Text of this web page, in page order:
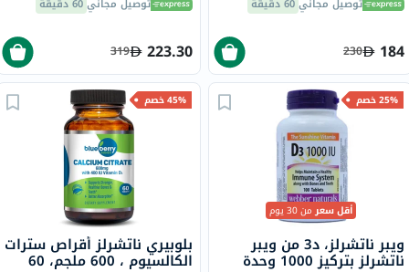
توصيل مجاني60 دقيقة
184
230
من حمض إيكوسابنتينويك
توصيل مجاني60 دقيقة
223.30
319
25% خصم
أقل سعرمن 30 يوم
ويبر ناتشرلز، د3 من ويبر
ناتشرلز بتركيز 1000 وحدة
45% خصم
بلوبيري ناتشرلز أقراص سترات
الكالسيوم ، 600 ملجم، 60